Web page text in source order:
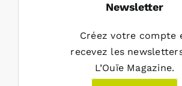
Newsletter
Créez votre compte
recevez les
L’Ouïe Magazine.